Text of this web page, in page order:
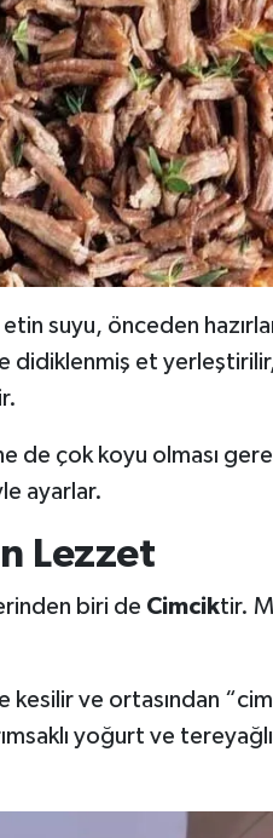
suyu, önceden
et yerleştirilir,
de çok koyu olması
ayarlar.
Lezzet
biri de Cimciktir.
kesilir ve ortasından
yoğurt ve